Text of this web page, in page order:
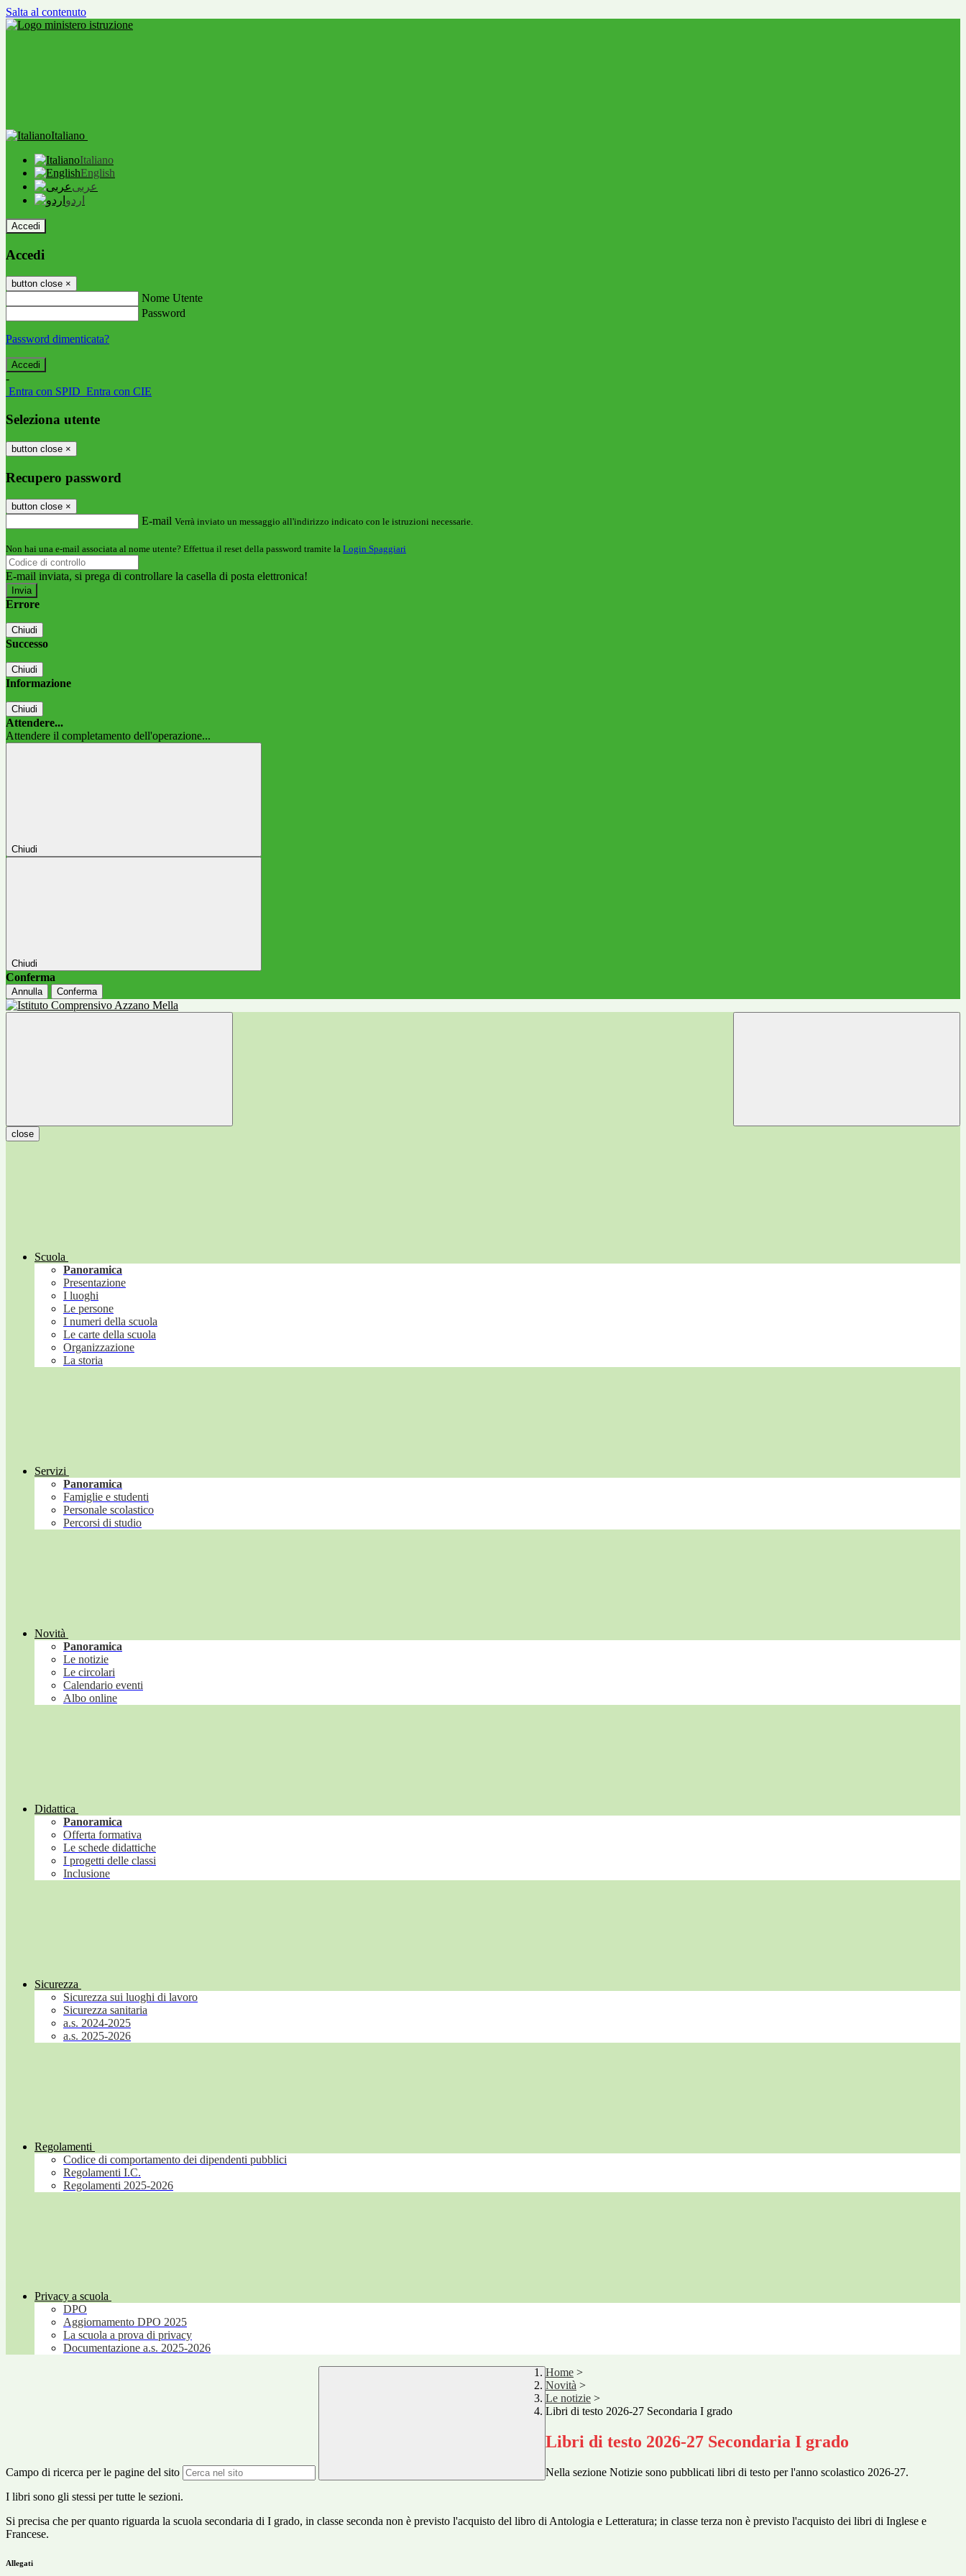
Salta al contenuto
Italiano
Italiano
English
عربى
اردو
Accedi
Accedi
button close ×
Nome Utente
Password
Password dimenticata?
-
Entra con SPID Entra con CIE
Seleziona utente
button close ×
Recupero password
button close ×
E-mail Verrà inviato un messaggio all'indirizzo indicato con le istruzioni necessarie.
Non hai una e-mail associata al nome utente? Effettua il reset della password tramite la Login Spaggiari
E-mail inviata, si prega di controllare la casella di posta elettronica!
Errore
Chiudi
Successo
Chiudi
Informazione
Chiudi
Attendere...
Attendere il completamento dell'operazione...
Chiudi
Chiudi
Conferma
Annulla Conferma
close
Scuola
Panoramica
Presentazione
I luoghi
Le persone
I numeri della scuola
Le carte della scuola
Organizzazione
La storia
Servizi
Panoramica
Famiglie e studenti
Personale scolastico
Percorsi di studio
Novità
Panoramica
Le notizie
Le circolari
Calendario eventi
Albo online
Didattica
Panoramica
Offerta formativa
Le schede didattiche
I progetti delle classi
Inclusione
Sicurezza
Sicurezza sui luoghi di lavoro
Sicurezza sanitaria
a.s. 2024-2025
a.s. 2025-2026
Regolamenti
Codice di comportamento dei dipendenti pubblici
Regolamenti I.C.
Regolamenti 2025-2026
Privacy a scuola
DPO
Aggiornamento DPO 2025
La scuola a prova di privacy
Documentazione a.s. 2025-2026
Campo di ricerca per le pagine del sito
Home >
Novità >
Le notizie >
Libri di testo 2026-27 Secondaria I grado
Libri di testo 2026-27 Secondaria I grado
Nella sezione Notizie sono pubblicati libri di testo per l'anno scolastico 2026-27.
I libri sono gli stessi per tutte le sezioni.
Si precisa che per quanto riguarda la scuola secondaria di I grado, in classe seconda non è previsto l'acquisto del libro di Antologia e Letteratura; in classe terza non è previsto l'acquisto dei libri di Inglese e
Francese.
Allegati